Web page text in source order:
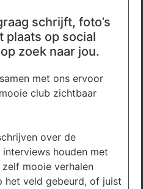
schrijft, foto’s
plaats op social
zoek naar jou.
met ons ervoor
club zichtbaar
over de
houden met
mooie verhalen
het veld gebeurd, of juist